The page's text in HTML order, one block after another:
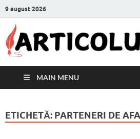
9 august 2026
MAIN MENU
ETICHETĂ: PARTENERI DE